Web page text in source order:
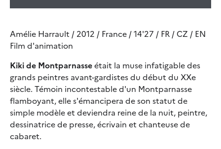
Amélie Harrault / 2012 / France / 14'27 / FR / CZ / EN
Film d'animation
Kiki de Montparnasseétait la muse infatigable des
grands peintres avant-gardistes du début du XXe
siècle. Témoin incontestable d'un Montparnasse
flamboyant, elle s'émancipera de son statut de
simple modèle et deviendra reine de la nuit, peintre,
dessinatrice de presse, écrivain et chanteuse de
cabaret.